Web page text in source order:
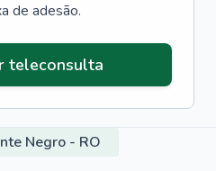
de adesão.
teleconsulta
Negro - RO